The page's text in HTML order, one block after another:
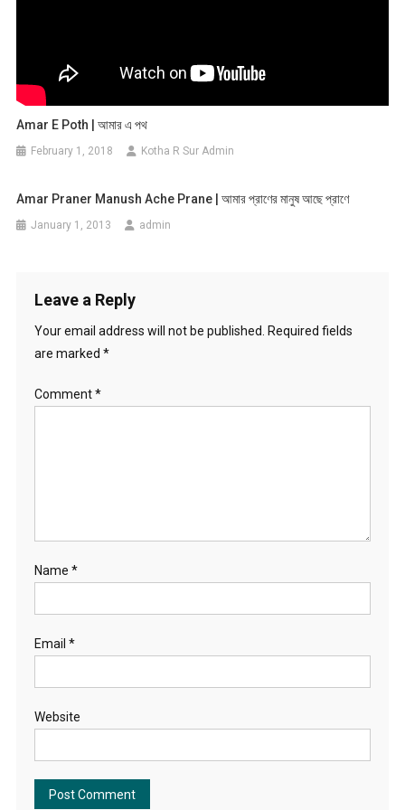
Amar E Poth | আমার এ পথ
February 1, 2018 Kotha R Sur Admin
Amar Praner Manush Ache Prane | আমার প্রাণের মানুষ আছে প্রাণে
January 1, 2013 admin
Leave a Reply
Your email address will not be published.
Required fields
are marked *
Comment*
Name *
Email *
Website